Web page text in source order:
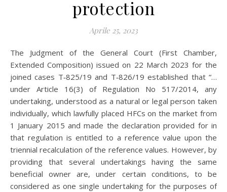
protection
Aprile 25, 2023
The Judgment of the General Court (First Chamber,
Extended Composition) issued on 22 March 2023 for the
joined cases T‑825/19 and T‑826/19 established that “…
under Article 16(3) of Regulation No 517/2014, any
undertaking, understood as a natural or legal person taken
individually, which lawfully placed HFCs on the market from
1 January 2015 and made the declaration provided for in
that regulation is entitled to a reference value upon the
triennial recalculation of the reference values. However, by
providing that several undertakings having the same
beneficial owner are, under certain conditions, to be
considered as one single undertaking for the purposes of